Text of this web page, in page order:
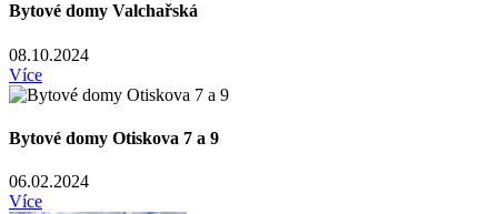
Bytové domy Valchařská
08.10.2024
Více
Bytové domy Otiskova 7 a 9
06.02.2024
Více